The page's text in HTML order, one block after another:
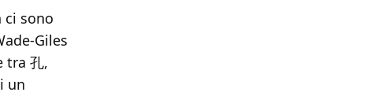
ci sono
Giles
tra 孔,
un